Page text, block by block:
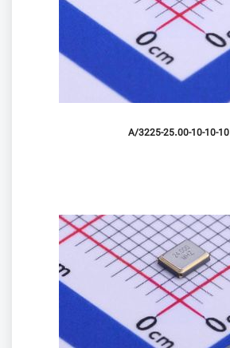
3225-25.00-10-10-10/A